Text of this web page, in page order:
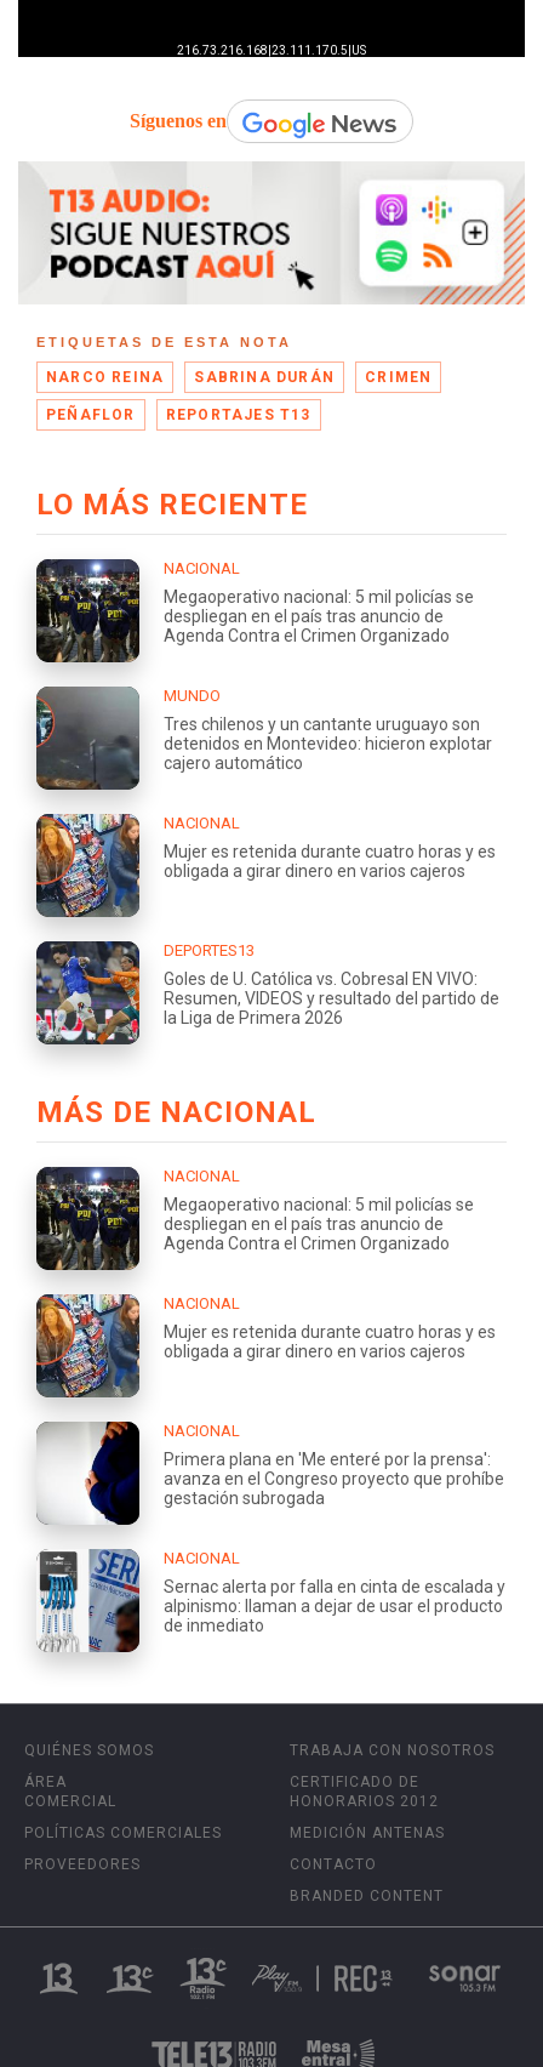
Síguenos en
ETIQUETAS DE ESTA NOTA
NARCO REINA SABRINA DURÁN CRIMEN
PEÑAFLOR REPORTAJES T13
LO MÁS RECIENTE
NACIONAL
Megaoperativo nacional: 5 mil policías se
despliegan en el país tras anuncio de
Agenda Contra el Crimen Organizado
MUNDO
Tres chilenos y un cantante uruguayo son
detenidos en Montevideo: hicieron explotar
cajero automático
NACIONAL
Mujer es retenida durante cuatro horas y es
obligada a girar dinero en varios cajeros
DEPORTES13
Goles de U. Católica vs. Cobresal EN VIVO:
Resumen, VIDEOS y resultado del partido de
la Liga de Primera 2026
MÁS DE NACIONAL
NACIONAL
Megaoperativo nacional: 5 mil policías se
despliegan en el país tras anuncio de
Agenda Contra el Crimen Organizado
NACIONAL
Mujer es retenida durante cuatro horas y es
obligada a girar dinero en varios cajeros
NACIONAL
Primera plana en 'Me enteré por la prensa':
avanza en el Congreso proyecto que prohíbe
gestación subrogada
NACIONAL
Sernac alerta por falla en cinta de escalada y
alpinismo: llaman a dejar de usar el producto
de inmediato
QUIÉNES SOMOS
ÁREA
COMERCIAL
POLÍTICAS COMERCIALES
PROVEEDORES
TRABAJA CON NOSOTROS
CERTIFICADO DE
HONORARIOS 2012
MEDICIÓN ANTENAS
CONTACTO
BRANDED CONTENT